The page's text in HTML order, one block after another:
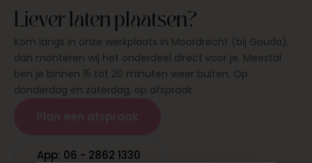
Liever laten plaatsen?
Kom langs in onze werkplaats in Moordrecht (bij Gouda),
dan monteren wij het onderdeel direct voor je. Meestal
ben je binnen 15 tot 20 minuten weer buiten. Op
donderdag en zaterdag, op afspraak.
App: 06 - 2862 1330